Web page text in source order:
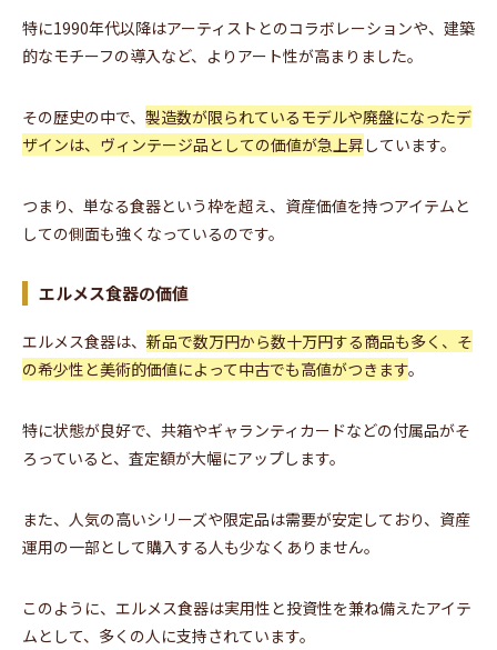
特に1990年代以降はアーティストとのコラボレーションや、建築
的なモチーフの導入など、よりアート性が高まりました。
その歴史の中で、 製造数が限られているモデルや廃盤になったデ
ザインは、ヴィンテージ品としての価値が急上昇 しています。
つまり、単なる食器という枠を超え、資産価値を持つアイテムと
しての側面も強くなっているのです。
エルメス食器の価値
エルメス食器は、 新品で数万円から数十万円する商品も多く、そ
の希少性と美術的価値によって中古でも高値がつきます。
特に状態が良好で、共箱やギャランティカードなどの付属品がそ
ろっていると、査定額が大幅にアップします。
また、人気の高いシリーズや限定品は需要が安定しており、資産
運用の一部として購入する人も少なくありません。
このように、エルメス食器は実用性と投資性を兼ね備えたアイテ
ムとして、多くの人に支持されています。